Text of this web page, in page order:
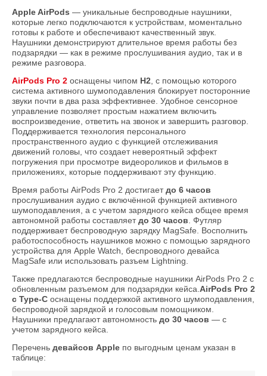
Apple AirPods — уникальные беспроводные наушники,
которые легко подключаются к устройствам, моментально
готовы к работе и обеспечивают качественный звук.
Наушники демонстрируют длительное время работы без
подзарядки — как в режиме прослушивания аудио, так и в
режиме разговора.
AirPods Pro 2 оснащены чипом H2, с помощью которого
система активного шумоподавления блокирует посторонние
звуки почти в два раза эффективнее. Удобное сенсорное
управление позволяет простым нажатием включить
воспроизведение, ответить на звонок и завершить разговор.
Поддерживается технология персонального
пространственного аудио с функцией отслеживания
движений головы, что создает невероятный эффект
погружения при просмотре видеороликов и фильмов в
приложениях, которые поддерживают эту функцию.
Время работы AirPods Pro 2 достигаетдо 6 часов
прослушивания аудио с включённой функцией активного
шумоподавления, а с учетом зарядного кейса общее время
автономной работы составляетдо 30 часов. Футляр
поддерживает беспроводную зарядку MagSafe. Восполнить
работоспособность наушников можно с помощью зарядного
устройства для Apple Watch, беспроводного девайса
MagSafe или использовать разъем Lightning.
Также предлагаются беспроводные наушники AirPods Pro 2 с
обновленным разъемом для подзарядки кейса.AirPods Pro 2
с Type-C оснащены поддержкой активного шумоподавления,
беспроводной зарядкой и голосовым помощником.
Наушники предлагают автономность до 30 часов — с
учетом зарядного кейса.
Перечень девайсов Apple по выгодным ценам указан в
таблице: